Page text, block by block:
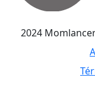
2024